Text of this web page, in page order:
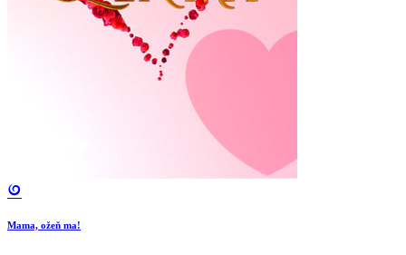
Mama, ožeň ma!